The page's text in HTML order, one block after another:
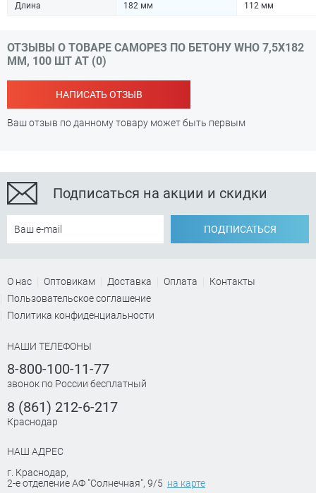
Длина
182 мм 112 мм
ОТЗЫВЫ О ТОВАРЕ САМОРЕЗ ПО БЕТОНУ WHO 7,5Х182
ММ, 100 ШТ АТ (0)
НАПИСАТЬ ОТЗЫВ
Ваш отзыв по данному товару может быть первым
Подписаться на акции и скидки
ПОДПИСАТЬСЯ
О нас Оптовикам Доставка Оплата
Контакты
Пользовательское соглашение
Политика конфиденциальности
НАШИ ТЕЛЕФОНЫ
8-800-100-11-77
звонок по России бесплатный
8 (861) 212-6-217
Краснодар
НАШ АДРЕС
г. Краснодар,
2-е отделение АФ "Солнечная", 9/5 на карте